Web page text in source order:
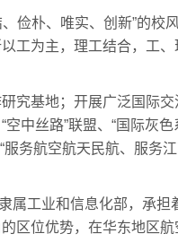
俭朴、唯实、创新”的校
工为主，理工结合，工
究基地；开展广泛国际
中丝路”联盟、“国际灰
务航空航天民航、服务
属工业和信息化部，承担
区位优势，在华东地区航